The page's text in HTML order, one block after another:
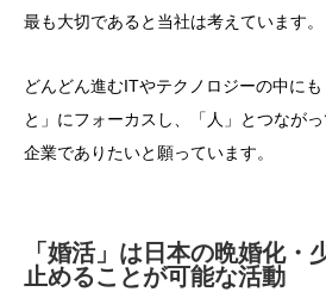
最も大切であると当社は考えています。
どんどん進むITやテクノロジーの中に
と」にフォーカスし、「人」とつなが
企業でありたいと願っています。
「婚活」は日本の晩婚化・
止めることが可能な活動